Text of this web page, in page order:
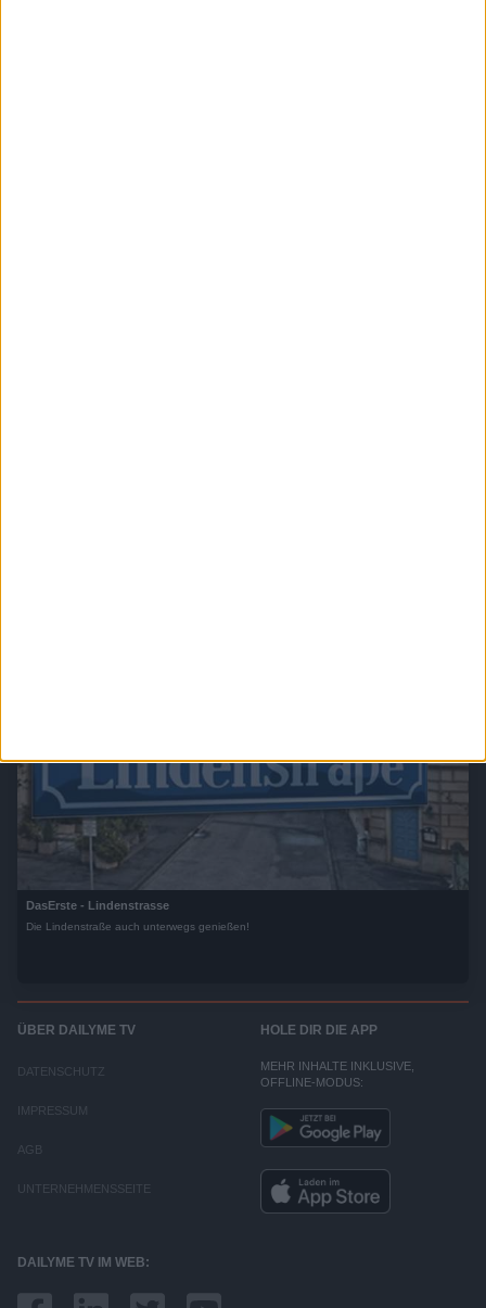
DasErste - Lindenstrasse
Die Lindenstraße auch unterwegs genießen!
ÜBER DAILYME TV
DATENSCHUTZ
IMPRESSUM
AGB
UNTERNEHMENSSEITE
HOLE DIR DIE APP
MEHR INHALTE INKLUSIVE,
OFFLINE-MODUS:
DAILYME TV IM WEB: